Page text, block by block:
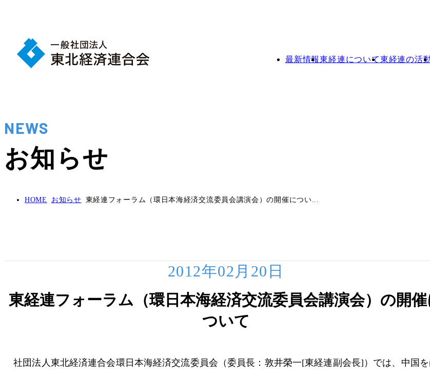
最新情報東経連について東経連の活
NEWS
お知らせ
HOME お知らせ 東経連フォーラム（環日本海経済交流委員会講演会）の開催につい...
2012年02月20日
東経連フォーラム（環日本海経済交流委員会講演会）の開催
ついて
社団法人東北経済連合会環日本海経済交流委員会（委員長：敦井榮一[東経連副会長]）では、中国を